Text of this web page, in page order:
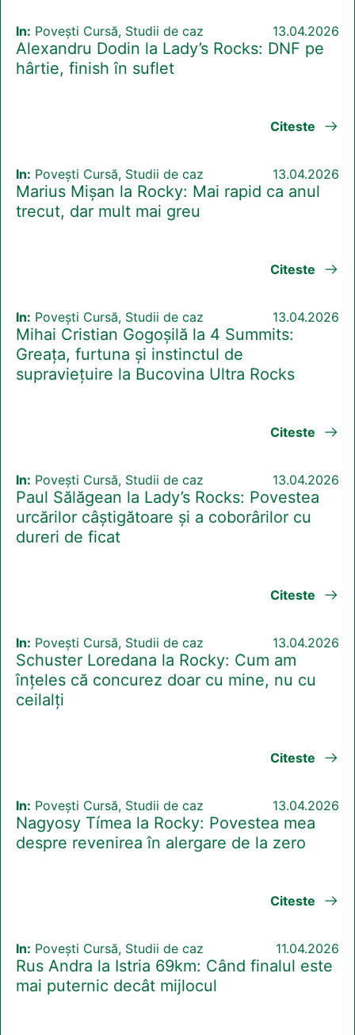
In: Povești Cursă, Studii de caz 13.04.2026
Alexandru Dodin la Lady’s Rocks: DNF pe
hârtie, finish în suflet
Citeste
In: Povești Cursă, Studii de caz 13.04.2026
Marius Mișan la Rocky: Mai rapid ca anul
trecut, dar mult mai greu
Citeste
In: Povești Cursă, Studii de caz 13.04.2026
Mihai Cristian Gogoșilă la 4 Summits:
Greața, furtuna și instinctul de
supraviețuire la Bucovina Ultra Rocks
Citeste
In: Povești Cursă, Studii de caz 13.04.2026
Paul Sălăgean la Lady’s Rocks: Povestea
urcărilor câștigătoare și a coborârilor cu
dureri de ficat
Citeste
In: Povești Cursă, Studii de caz 13.04.2026
Schuster Loredana la Rocky: Cum am
înțeles că concurez doar cu mine, nu cu
ceilalți
Citeste
In: Povești Cursă, Studii de caz 13.04.2026
Nagyosy Tímea la Rocky: Povestea mea
despre revenirea în alergare de la zero
Citeste
In: Povești Cursă, Studii de caz 11.04.2026
Rus Andra la Istria 69km: Când finalul este
mai puternic decât mijlocul